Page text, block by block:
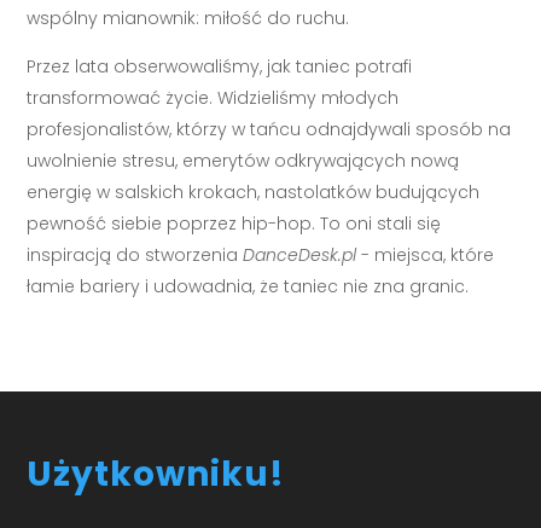
wspólny mianownik: miłość do ruchu.
Przez lata obserwowaliśmy, jak taniec potrafi
transformować życie. Widzieliśmy młodych
profesjonalistów, którzy w tańcu odnajdywali sposób na
uwolnienie stresu, emerytów odkrywających nową
energię w salskich krokach, nastolatków budujących
pewność siebie poprzez hip-hop. To oni stali się
inspiracją do stworzeniaDanceDesk.pl - miejsca, które
łamie bariery i udowadnia, że taniec nie zna granic.
Użytkowniku!